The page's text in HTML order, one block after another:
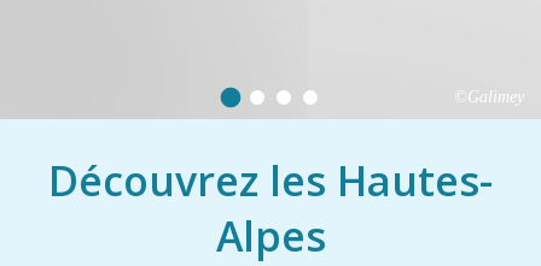
©Galimey
Découvrez les Hautes-
Alpes